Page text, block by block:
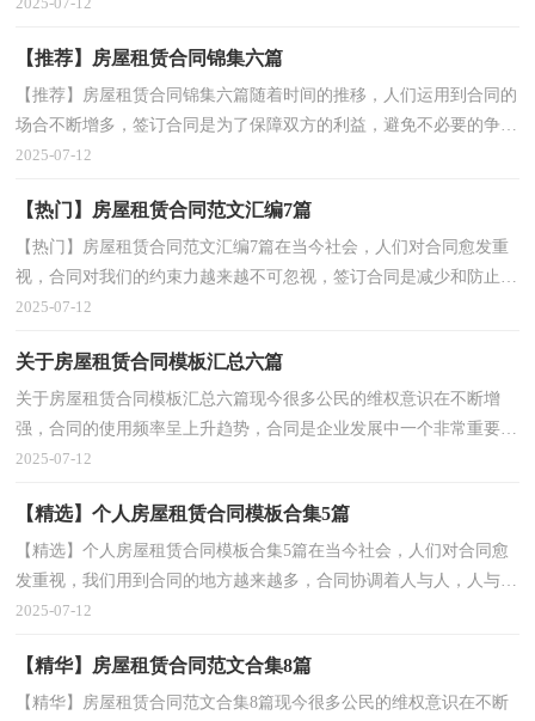
【推荐】房屋租赁合同锦集六篇
【推荐】房屋租赁合同锦集六篇随着时间的推移，人们运用到合同的
场合不断增多，签订合同是为了保障双方的利益，避免不必要的争
端。你所见过的合同是什么样的呢？以下是小编收集整理...
2025-07-12
【热门】房屋租赁合同范文汇编7篇
【热门】房屋租赁合同范文汇编7篇在当今社会，人们对合同愈发重
视，合同对我们的约束力越来越不可忽视，签订合同是减少和防止发
生争议的重要措施。那么正式、规范的合同是什么样...
2025-07-12
关于房屋租赁合同模板汇总六篇
关于房屋租赁合同模板汇总六篇现今很多公民的维权意识在不断增
强，合同的使用频率呈上升趋势，合同是企业发展中一个非常重要的
因素。那么制定合同书有什么需要注意的呢？下面是小...
2025-07-12
【精选】个人房屋租赁合同模板合集5篇
【精选】个人房屋租赁合同模板合集5篇在当今社会，人们对合同愈
发重视，我们用到合同的地方越来越多，合同协调着人与人，人与事
之间的关系。知道吗，写合同可是有方法的哦，下面是小编...
2025-07-12
【精华】房屋租赁合同范文合集8篇
【精华】房屋租赁合同范文合集8篇现今很多公民的维权意识在不断